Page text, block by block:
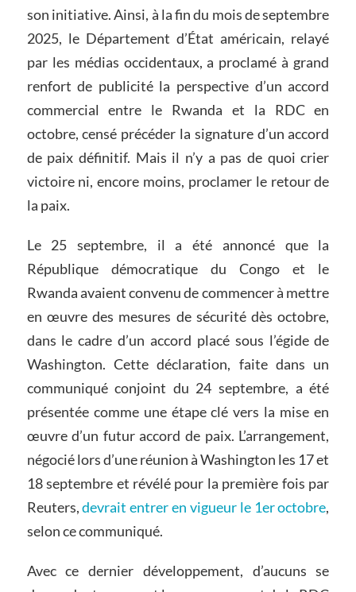
son initiative. Ainsi, à la fin du mois de septembre
2025, le Département d’État américain, relayé
par les médias occidentaux, a proclamé à grand
renfort de publicité la perspective d’un accord
commercial entre le Rwanda et la RDC en
octobre, censé précéder la signature d’un accord
de paix définitif. Mais il n’y a pas de quoi crier
victoire ni, encore moins, proclamer le retour de
la paix.
Le 25 septembre, il a été annoncé que la
République démocratique du Congo et le
Rwanda avaient convenu de commencer à mettre
en œuvre des mesures de sécurité dès octobre,
dans le cadre d’un accord placé sous l’égide de
Washington. Cette déclaration, faite dans un
communiqué conjoint du 24 septembre, a été
présentée comme une étape clé vers la mise en
œuvre d’un futur accord de paix. L’arrangement,
négocié lors d’une réunion à Washington les 17 et
18 septembre et révélé pour la première fois par
Reuters,devrait entrer en vigueur le 1er octobre,
selon ce communiqué.
Avec ce dernier développement, d’aucuns se